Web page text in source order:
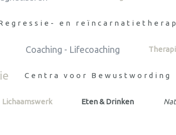
en
Coaching - Lifecoaching
Centra voor Bewustwording
Lichaamswerk Eten & Drinken